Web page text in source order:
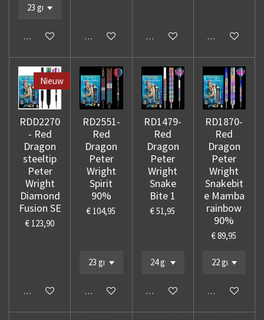
In winkelwagen In winkelwagen In winkelwagen In winkelwagen
Nieuw
RDD2270
- Red
Dragon
steeltip
Peter
Wright
Diamond
Fusion SE
€ 123,90
In winkelwagen
RD2551-
Red
Dragon
Peter
Wright
Spirit
90%
€ 104,95
In winkelwagen
RD1479-
Red
Dragon
Peter
Wright
Snake
Bite 1
€ 51,95
In winkelwagen
RD1870-
Red
Dragon
Peter
Wright
Snakebit
e Mamba
rainbow
90%
€ 89,95
In winkelwagen